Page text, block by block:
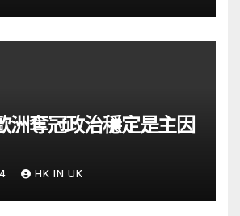
洲奪冠政治穩定是主因
HK IN UK